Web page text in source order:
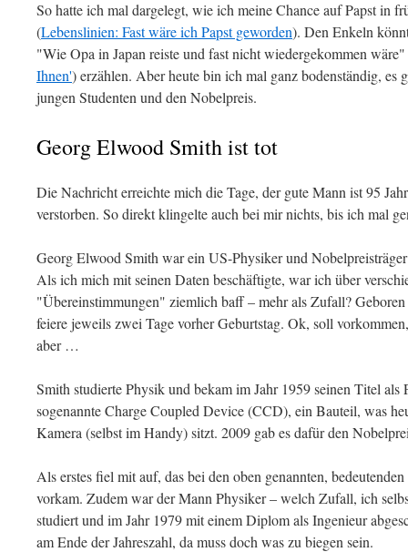
So hatte ich mal dargelegt, wie ich meine Chance auf Papst in
(Lebenslinien: Fast wäre ich Papst geworden). Den Enkeln
"Wie Opa in Japan reiste und fast nicht wiedergekommen
Ihnen') erzählen. Aber heute bin ich mal ganz bodenständig, es
jungen Studenten und den Nobelpreis.
Georg Elwood Smith ist tot
Die Nachricht erreichte mich die Tage, der gute Mann ist 95
verstorben. So direkt klingelte auch bei mir nichts, bis ich mal
Georg Elwood Smith war ein US-Physiker und
Als ich mich mit seinen Daten beschäftigte, war ich über
"Übereinstimmungen" ziemlich baff – mehr als Zufall?
feiere jeweils zwei Tage vorher Geburtstag. Ok, soll
aber …
Smith studierte Physik und bekam im Jahr 1959 seinen Titel als
sogenannte Charge Coupled Device (CCD), ein Bauteil, was
Kamera (selbst im Handy) sitzt. 2009 gab es dafür den
Als erstes fiel mit auf, das bei den oben genannten,
vorkam. Zudem war der Mann Physiker – welch Zufall, ich
studiert und im Jahr 1979 mit einem Diplom als Ingenieur
am Ende der Jahreszahl, da muss doch was zu biegen sein.